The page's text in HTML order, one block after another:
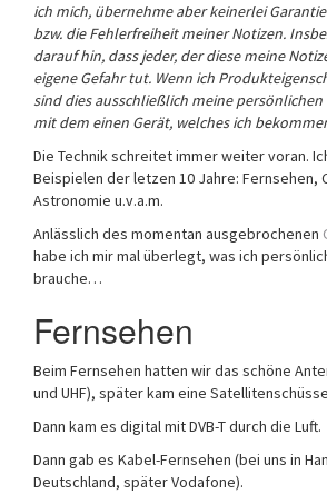
ich mich, übernehme aber keinerlei
bzw. die Fehlerfreiheit meiner Notizen.
darauf hin, dass jeder, der diese meine
eigene Gefahr tut. Wenn ich
sind dies ausschließlich meine persönlichen
mit dem einen Gerät, welches ich
Die Technik schreitet immer weiter voran.
Beispielen der letzen 10 Jahre: Fernsehen,
Astronomie u.v.a.m.
Anlässlich des momentan ausgebrochenen
habe ich mir mal überlegt, was ich
brauche…
Fernsehen
Beim Fernsehen hatten wir das schöne
und UHF), später kam eine
Dann kam es digital mit DVB-T durch die Luft.
Dann gab es Kabel-Fernsehen (bei uns in
Deutschland, später Vodafone).